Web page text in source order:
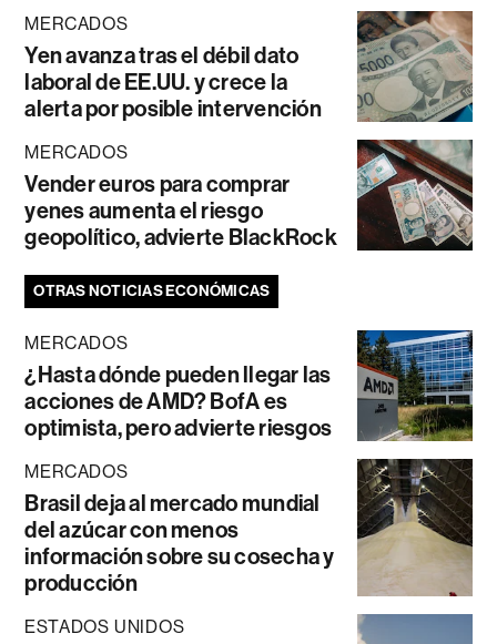
MERCADOS
Yen avanza tras el débil dato
laboral de EE.UU. y crece la
alerta por posible intervención
MERCADOS
Vender euros para comprar
yenes aumenta el riesgo
geopolítico, advierte BlackRock
OTRAS NOTICIAS ECONÓMICAS
MERCADOS
¿Hasta dónde pueden llegar las
acciones de AMD? BofA es
optimista, pero advierte riesgos
MERCADOS
Brasil deja al mercado mundial
del azúcar con menos
información sobre su cosecha y
producción
ESTADOS UNIDOS